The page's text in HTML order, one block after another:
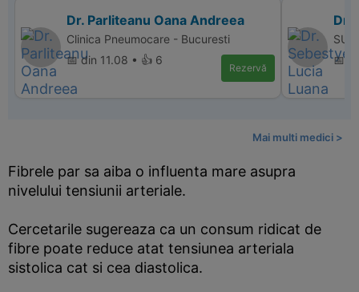
Dr. Parliteanu Oana Andreea
Clinica Pneumocare - Bucuresti
📅 din 11.08 • 👍 6
Rezervă
Dr.
📅
Mai multi medici >
Fibrele par sa aiba o influenta mare asupra
nivelului tensiunii arteriale.
Cercetarile sugereaza ca un consum ridicat de
fibre poate reduce atat tensiunea arteriala
sistolica cat si cea diastolica.